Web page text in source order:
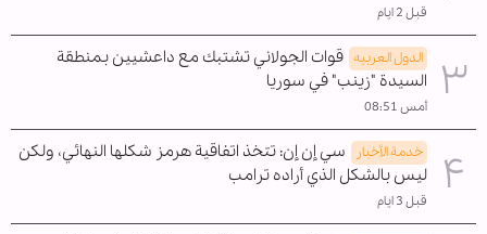
قبل 2 ايام
الدول العربیه قوات الجولاني تشتبك مع داعشيين بمنطقة
السيدة "زينب" في سوريا
أمس 08:51
خدمة الأخبار
سي إن إن: تتخذ اتفاقية هرمز شكلها النهائي، ولكن
ليس بالشكل الذي أراده ترامب
قبل 3 ايام